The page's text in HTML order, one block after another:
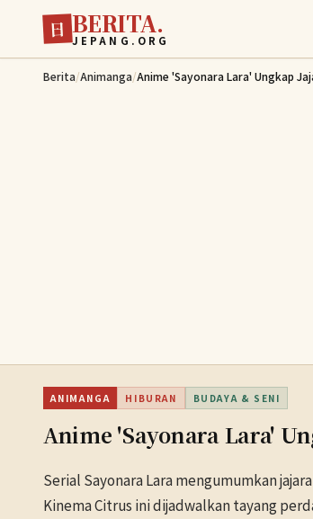
Lewati ke konten utama
日 BERITA.
JEPANG.ORG
Berita/Animanga/Anime 'Sayonara Lara' Ungkap
ANIMANGA HIBURAN BUDAYA & SENI
Anime 'Sayonara Lara'
Serial Sayonara Lara mengumumkan
Kinema Citrus ini dijadwalkan tayang